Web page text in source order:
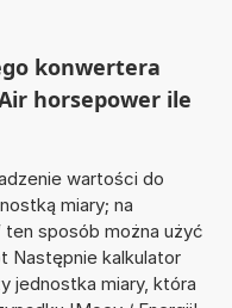
konwertera
horsepower ile
wartości do
miary; na
sposób można użyć
Następnie kalkulator
jednostka miary, która